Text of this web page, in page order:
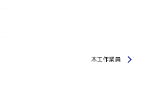
木工作業員